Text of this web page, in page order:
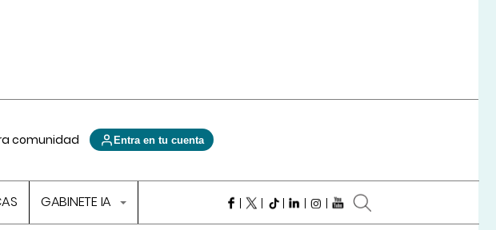
comunidad Entra en tu cuenta
GABINETE IA